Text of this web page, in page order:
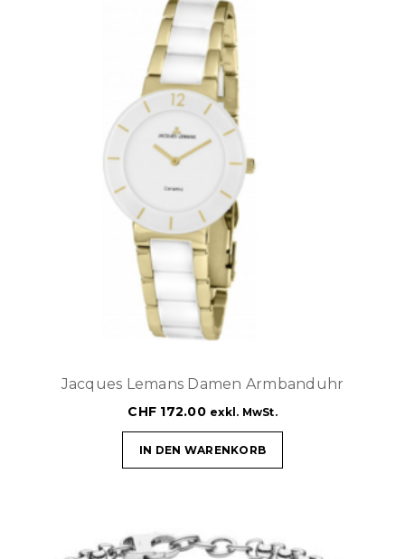
Jacques Lemans Damen Armbanduhr
CHF 172.00 exkl. MwSt.
IN DEN WARENKORB